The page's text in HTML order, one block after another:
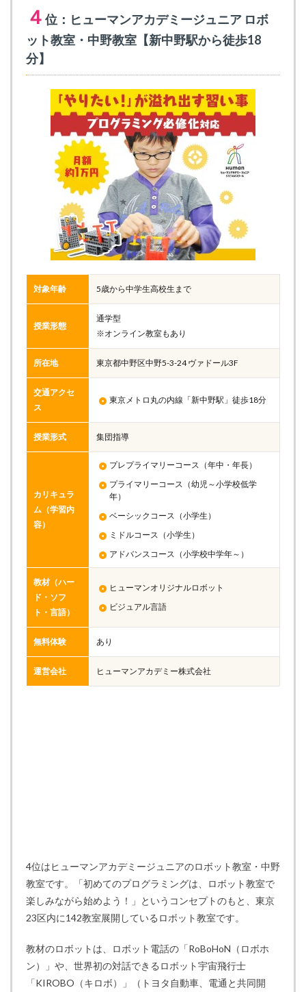
４ 位：ヒューマンアカデミージュニア ロボ
ット教室・中野教室【新中野駅から徒歩18
分】
対象年齢 5歳から中学生高校生まで
授業形態
通学型
※オンライン教室もあり
所在地 東京都中野区中野5-3-24 ヴァドール3F
交通アクセ
ス
東京メトロ丸の内線「新中野駅」徒歩18分
授業形式 集団指導
カリキュラ
ム（学習内
容）
プレプライマリーコース（年中・年長）
プライマリーコース（幼児～小学校低学
年）
ベーシックコース（小学生）
ミドルコース（小学生）
アドバンスコース（小学校中学年～）
教材（ハー
ド・ソフ
ト・言語）
ヒューマンオリジナルロボット
ビジュアル言語
無料体験 あり
運営会社 ヒューマンアカデミー株式会社
4位はヒューマンアカデミージュニアのロボット教室・中野
教室です。「初めてのプログラミングは、ロボット教室で
楽しみながら始めよう！」というコンセプトのもと、東京
23区内に142教室展開しているロボット教室です。
教材のロボットは、ロボット電話の「RoBoHoN（ロボホ
ン）」や、世界初の対話できるロボット宇宙飛行士
「KIROBO（キロボ）」（トヨタ自動車、電通と共同開